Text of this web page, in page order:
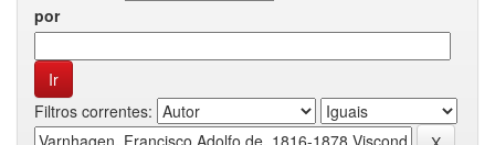
por
Filtros correntes: